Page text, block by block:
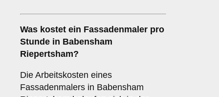
Was kostet ein Fassadenmaler pro
Stunde in Babensham
Riepertsham?
Die Arbeitskosten eines
Fassadenmalers in Babensham